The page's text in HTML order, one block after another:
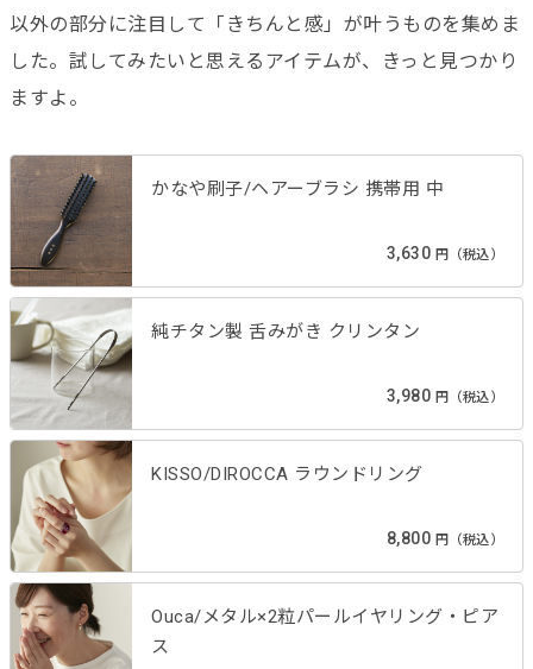
以外の部分に注目して「きちんと感」が叶うものを集めま
した。試してみたいと思えるアイテムが、きっと見つかり
ますよ。
かなや刷子/ヘアーブラシ 携帯用 中
3,630 円（税込）
純チタン製 舌みがき クリンタン
3,980 円（税込）
KISSO/DIROCCA ラウンドリング
8,800 円（税込）
Ouca/メタル×2粒パールイヤリング・ピア
ス